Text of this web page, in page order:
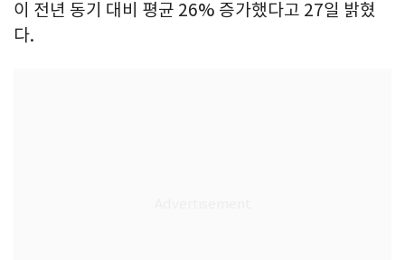
이 전년 동기 대비 평균 26% 증가했다고 27일 밝혔
다.